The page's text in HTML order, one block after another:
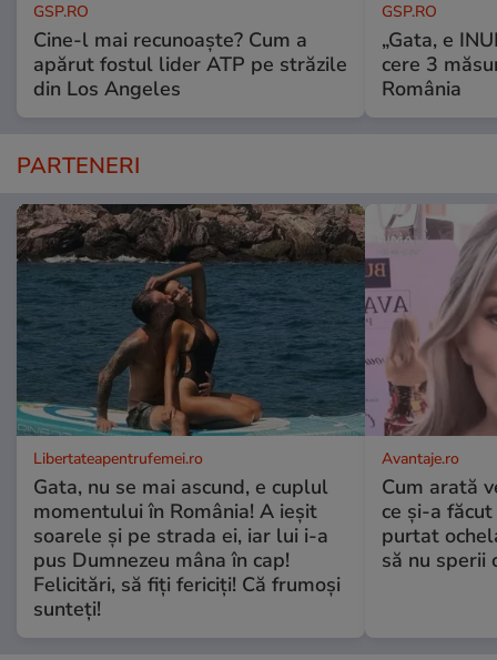
GSP.RO
Cine-l mai recunoaște? Cum a
apărut fostul lider ATP pe străzile
din Los Angeles
GSP.RO
„Gata, e
cere 3
România
PARTENERI
Libertateapentrufemei.ro
Gata, nu se mai ascund, e cuplul
momentului în România! A ieșit
soarele și pe strada ei, iar lui i-a
pus Dumnezeu mâna în cap!
Felicitări, să fiți fericiți! Că frumoși
sunteți!
Avantaje.ro
Cum arată
ce și-a
purtat
să nu sperii